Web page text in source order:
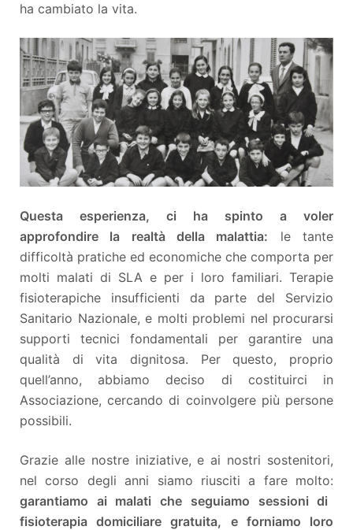
ha cambiato la vita.
Questa esperienza, ci ha spinto a voler
approfondire la realtà della malattia: le tante
difficoltà pratiche ed economiche che comporta per
molti malati di SLA e per i loro familiari. Terapie
fisioterapiche insufficienti da parte del Servizio
Sanitario Nazionale, e molti problemi nel procurarsi
supporti tecnici fondamentali per garantire una
qualità di vita dignitosa. Per questo, proprio
quell’anno, abbiamo deciso di costituirci in
Associazione, cercando di coinvolgere più persone
possibili.
Grazie alle nostre iniziative, e ai nostri sostenitori,
nel corso degli anni siamo riusciti a fare molto:
garantiamo ai malati che seguiamo sessioni di
fisioterapia domiciliare gratuita, e forniamo loro